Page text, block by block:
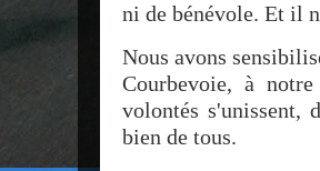
ni de bénévole. Et il
Nous avons
Courbevoie, à
volontés s'unissent,
bien de tous.